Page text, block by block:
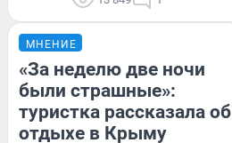
МНЕНИЕ
«За неделю две ночи
были страшные»:
туристка рассказала об
отдыхе в Крыму